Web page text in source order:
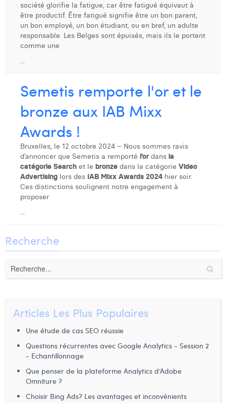
Margaux Snakkers
Mathias Segers
Olivia Lohest
Pieter Maesmans
Sebastiaan Reeskamp
Sven Bosschem
Thomas Kurevic
Thomas Riis
Victor Hayot
William Rezette
société glorifie la fatigue, car être fatigué équivaut à
être productif. Être fatigué signifie être un bon parent,
un bon employé, un bon étudiant, ou en bref, un adulte
responsable. Les Belges sont épuisés, mais ils le portent
comme une
...
Semetis remporte l'or et le
bronze aux IAB Mixx
Awards !
Bruxelles, le 12 octobre 2024 – Nous sommes ravis
d’annoncer que Semetis a remporté l’or dans la
catégorie Search et le bronze dans la catégorie Video
Advertising lors des IAB Mixx Awards 2024 hier soir.
Ces distinctions soulignent notre engagement à
proposer
...
Recherche
Articles Les Plus Populaires
Une étude de cas SEO réussie
Questions récurrentes avec Google Analytics - Session 2
- Echantillonnage
Que penser de la plateforme Analytics d’Adobe
Omniture ?
Choisir Bing Ads? Les avantages et inconvénients